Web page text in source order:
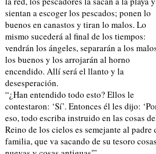
sientan a escoger los pescados; ponen lo
buenos en canastos y tiran lo malos. Lo
mismo sucederá al final de los tiempos:
vendrán los ángeles, separarán a los
los buenos y los arrojarán al horno
encendido. Allí será el llanto y la
desesperación.
“¿Han entendido todo esto? Ellos le
contestaron: ‘Sí’. Entonces él les dijo:
eso, todo escriba instruido en las cosas
Reino de los cielos es semejante al padre
familia, que va sacando de su tesoro cosas